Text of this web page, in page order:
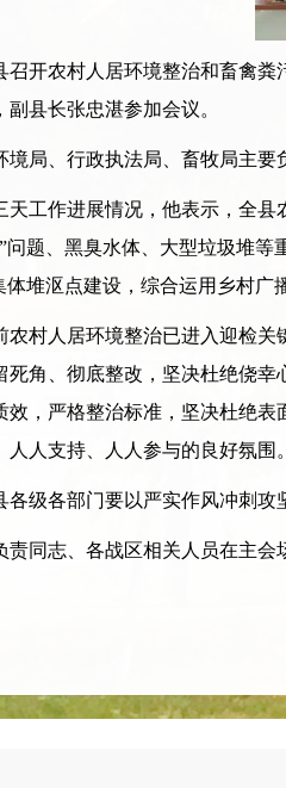
农村人居环境整治和畜禽粪
县长张忠湛参加会议。
、行政执法局、畜牧局主要
作进展情况，他表示，全县
问题、黑臭水体、大型垃圾堆
体堆沤点建设，综合运用乡村
人居环境整治已进入迎检关
死角、彻底整改，坚决杜绝侥
效，严格整治标准，坚决杜绝
人人支持、人人参与的良好氛围
各部门要以严实作风冲刺攻
志、各战区相关人员在主会